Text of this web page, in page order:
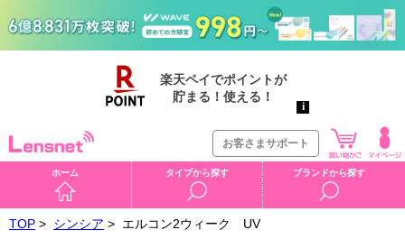
お客さまサポート
ホーム タイプから探す ブランドから探す
TOP > シンシア > エルコン2ウィーク UV